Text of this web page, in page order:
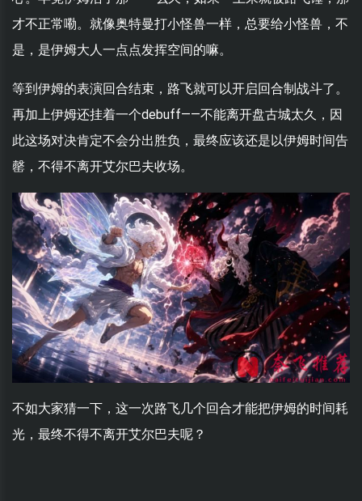
才不正常嘞。就像奥特曼打小怪兽一样，总要给小怪兽，不
是，是伊姆大人一点点发挥空间的嘛。
等到伊姆的表演回合结束，路飞就可以开启回合制战斗了。
再加上伊姆还挂着一个debuff——不能离开盘古城太久，因
此这场对决肯定不会分出胜负，最终应该还是以伊姆时间告
罄，不得不离开艾尔巴夫收场。
不如大家猜一下，这一次路飞几个回合才能把伊姆的时间耗
光，最终不得不离开艾尔巴夫呢？